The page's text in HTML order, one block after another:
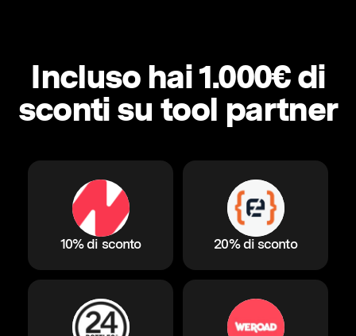
Incluso hai 1.000€ di
sconti su tool partner
10% di sconto 20% di sconto